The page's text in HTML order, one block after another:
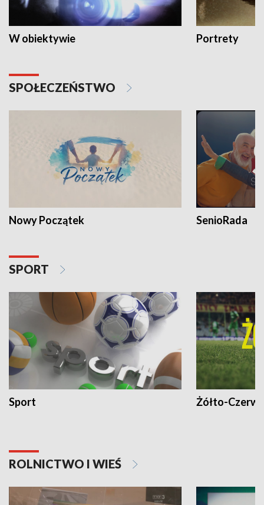
W obiektywie Portrety
SPOŁECZEŃSTWO
Nowy Początek SenioRada
SPORT
Sport Żółto-
ROLNICTWO I WIEŚ